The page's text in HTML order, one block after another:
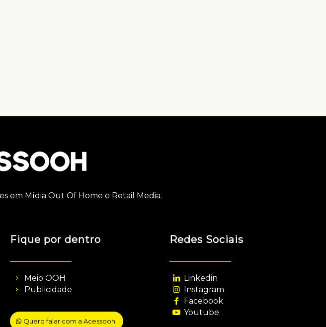
em Mídia Out Of Home e Retail Media.
Fique por dentro
Meio OOH
Publicidade
Quero falar com a Acessooh
Redes Sociais
Linkedin
Instagram
Facebook
Youtube